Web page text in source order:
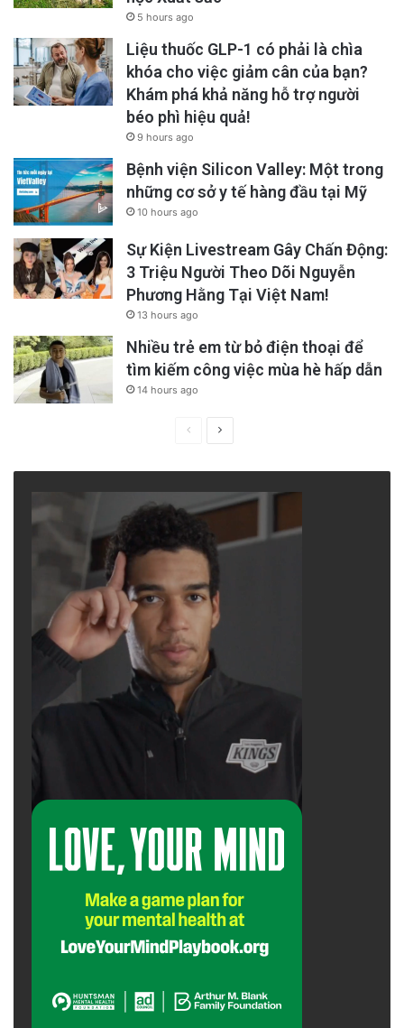
5 hours ago
Liệu thuốc GLP-1 có phải là chìa
khóa cho việc giảm cân của bạn?
Khám phá khả năng hỗ trợ người
béo phì hiệu quả!
9 hours ago
Bệnh viện Silicon Valley: Một trong
những cơ sở y tế hàng đầu tại Mỹ
10 hours ago
Sự Kiện Livestream Gây Chấn Động:
3 Triệu Người Theo Dõi Nguyễn
Phương Hằng Tại Việt Nam!
13 hours ago
Nhiều trẻ em từ bỏ điện thoại để
tìm kiếm công việc mùa hè hấp dẫn
14 hours ago
PreviousNext